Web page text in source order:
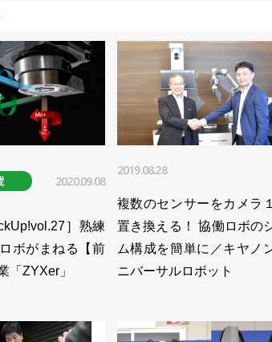
ップ！ スカラロボの旗艦製品【前編】／ヤ
／ヤマハ発動機
ハ発動機
で高品質な部品を調達／ヤマハ発動機
経営計画を発表／ヤマハ発動機
2020.09.08
］熟練
ボがまねる【前
「ZYXer」
2019.08.28
複数のセンサーをカメラ
置き換える！ 協働ロボの
ム構成を簡単に／キヤノ
ニバーサルロボット